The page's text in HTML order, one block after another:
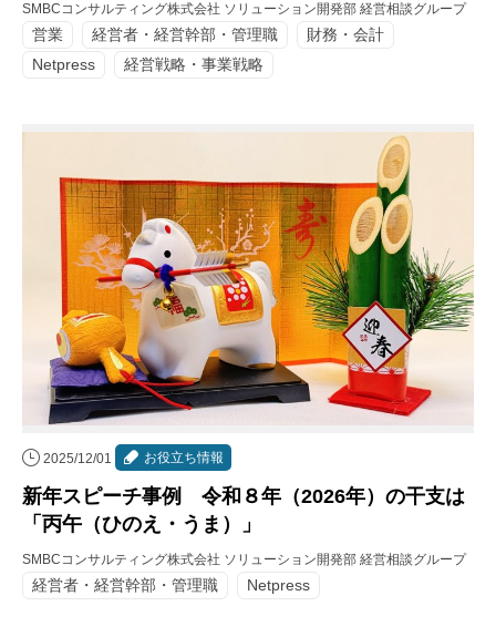
SMBCコンサルティング株式会社 ソリューション開発部 経営相談グループ
営業 経営者・経営幹部・管理職
財務・会計
Netpress
経営戦略・事業戦略
2025/12/01 お役立ち情報
新年スピーチ事例 令和８年（2026年）の干支は
「丙午（ひのえ・うま）」
SMBCコンサルティング株式会社 ソリューション開発部 経営相談グループ
経営者・経営幹部・管理職 Netpress